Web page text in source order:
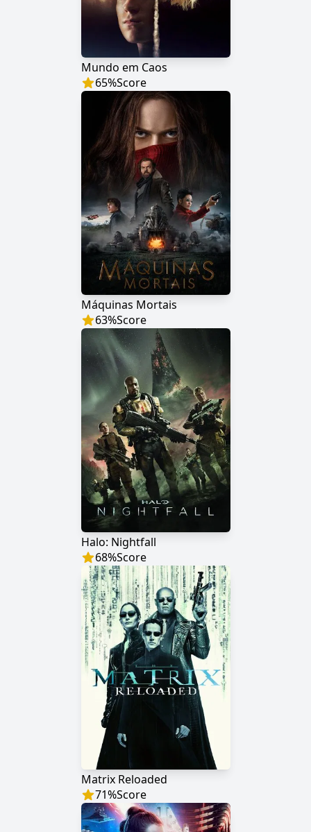
Mundo em Caos
65%Score
Máquinas Mortais
63%Score
Halo: Nightfall
68%Score
Matrix Reloaded
71%Score